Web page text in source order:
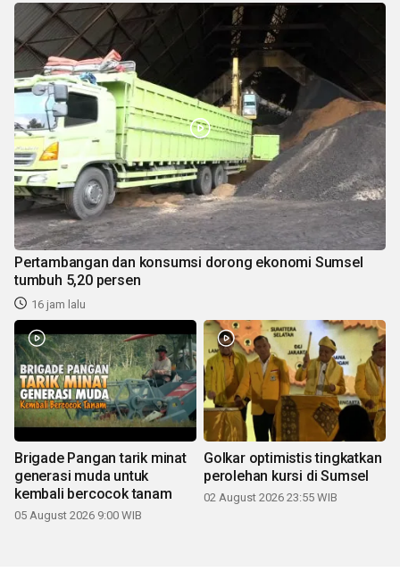
Pertambangan dan konsumsi dorong ekonomi Sumsel
tumbuh 5,20 persen
16 jam lalu
Brigade Pangan tarik minat
generasi muda untuk
kembali bercocok tanam
05 August 2026 9:00 WIB
Golkar optimistis tingkatkan
perolehan kursi di Sumsel
02 August 2026 23:55 WIB